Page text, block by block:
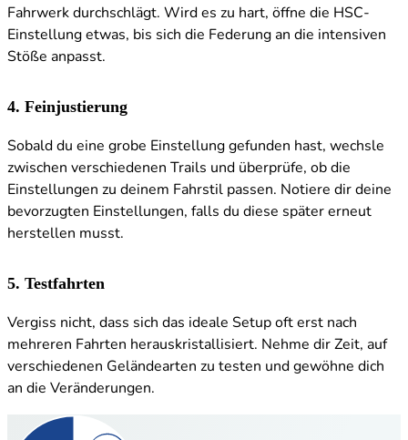
Fahrwerk durchschlägt. Wird es zu hart, öffne die HSC-
Einstellung etwas, bis sich die Federung an die intensiven
Stöße anpasst.
4. Feinjustierung
Sobald du eine grobe Einstellung gefunden hast, wechsle
zwischen verschiedenen Trails und überprüfe, ob die
Einstellungen zu deinem Fahrstil passen. Notiere dir deine
bevorzugten Einstellungen, falls du diese später erneut
herstellen musst.
5. Testfahrten
Vergiss nicht, dass sich das ideale Setup oft erst nach
mehreren Fahrten herauskristallisiert. Nehme dir Zeit, auf
verschiedenen Geländearten zu testen und gewöhne dich
an die Veränderungen.